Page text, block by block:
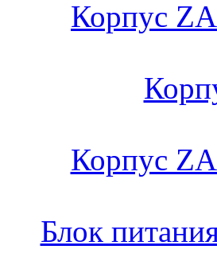
Корпус
Корпус
Блок